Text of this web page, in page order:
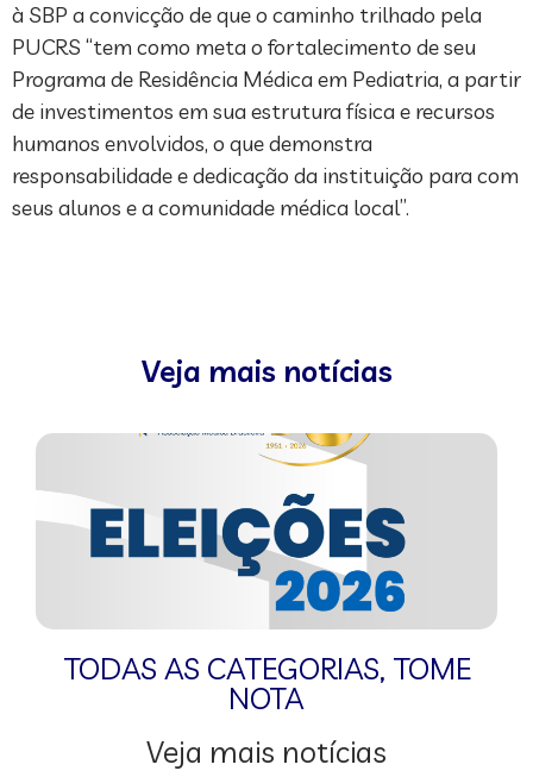
à SBP a convicção de que o caminho trilhado pela
PUCRS “tem como meta o fortalecimento de seu
Programa de Residência Médica em Pediatria, a partir
de investimentos em sua estrutura física e recursos
humanos envolvidos, o que demonstra
responsabilidade e dedicação da instituição para com
seus alunos e a comunidade médica local”.
Veja mais notícias
TODAS AS CATEGORIAS, TOME
NOTA
Veja mais notícias